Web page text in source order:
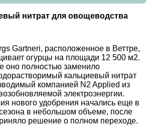
нитрат для овощеводства
Gartneri, расположенное в Веттре,
огурцы на площади 12 500 м2.
оно полностью заменило
кальциевый нитрат
компанией N2 Applied из
электроэнергии.
нового удобрения начались еще в
в небольшом объеме, после
решение о полном переходе.